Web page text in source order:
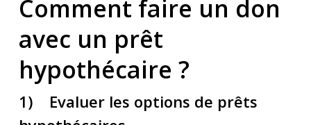
Comment faire un don
avec un prêt
hypothécaire ?
1) Evaluer les options de prêts